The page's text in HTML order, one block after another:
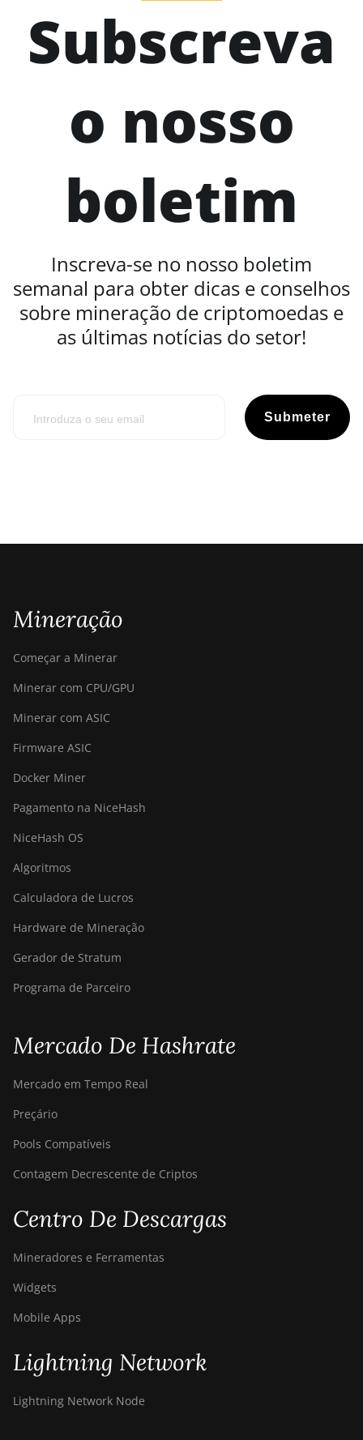
Subscreva
o nosso
boletim
Inscreva-se no nosso boletim
semanal para obter dicas e conselhos
sobre mineração de criptomoedas e
as últimas notícias do setor!
Submeter
Mineração
Começar a Minerar
Minerar com CPU/GPU
Minerar com ASIC
Firmware ASIC
Docker Miner
Pagamento na NiceHash
NiceHash OS
Algoritmos
Calculadora de Lucros
Hardware de Mineração
Gerador de Stratum
Programa de Parceiro
Mercado De Hashrate
Mercado em Tempo Real
Preçário
Pools Compatíveis
Contagem Decrescente de Criptos
Centro De Descargas
Mineradores e Ferramentas
Widgets
Mobile Apps
Lightning Network
Lightning Network Node